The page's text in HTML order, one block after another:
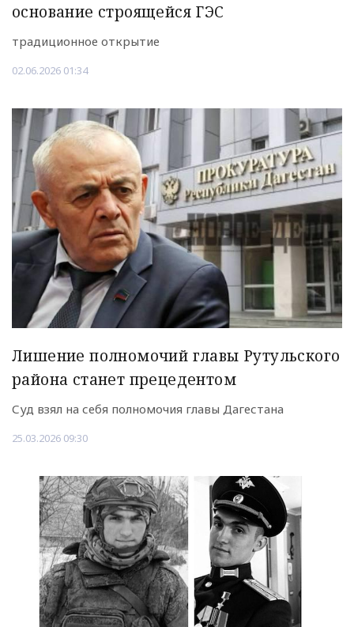
основание строящейся ГЭС
традиционное открытие
02.06.2026 01:34
Лишение полномочий главы Рутульского
района станет прецедентом
Суд взял на себя полномочия главы Дагестана
25.03.2026 09:30